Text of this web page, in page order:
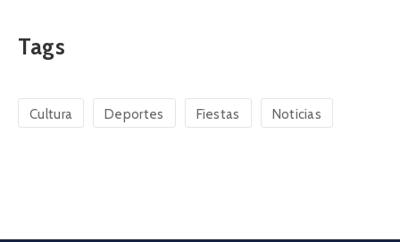
Tags
Cultura Deportes Fiestas Noticias